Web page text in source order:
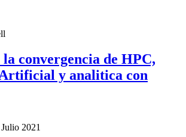
convergencia de HPC,
y analitica con
2021